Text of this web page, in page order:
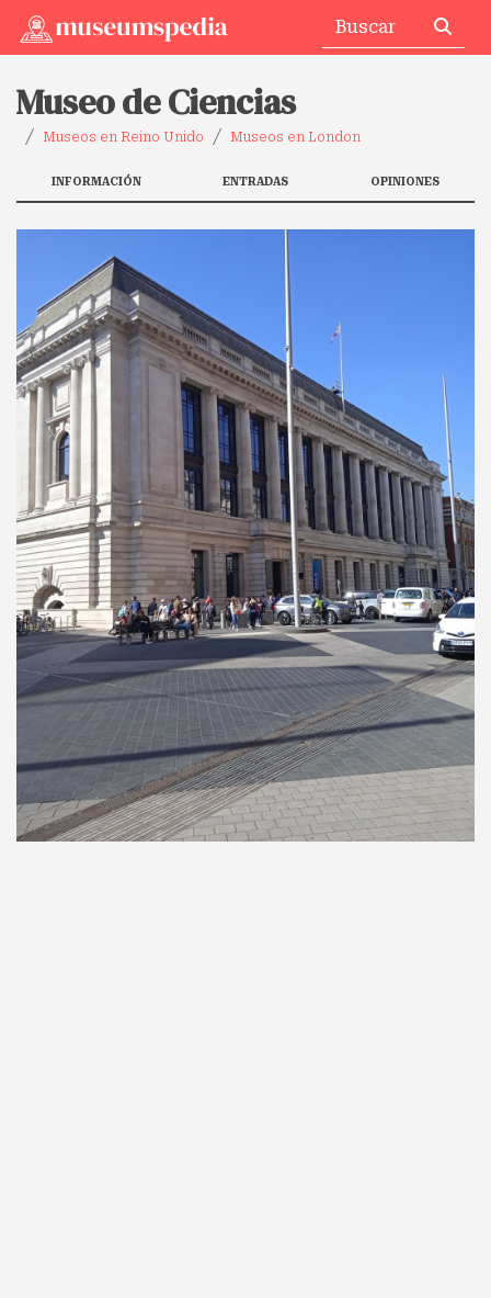
Museo de Ciencias
Museos en Reino Unido Museos en London
INFORMACIÓN ENTRADAS OPINIONES